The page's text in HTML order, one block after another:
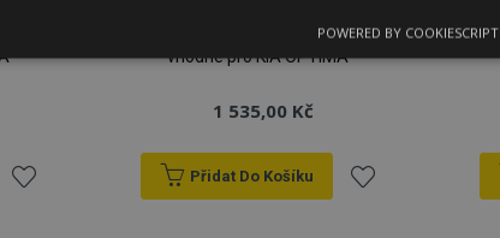
červeným prošíváním
vhodné pro KIA OPTIMA
1 535,00 Kč
Přidat Do Košíku
Funkční soubory
POWERED BY COOKIESCRIPT